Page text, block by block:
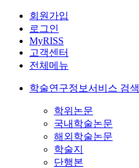
회원가입
로그인
MyRISS
고객센터
전체메뉴
학술연구정보서비스 검색
학위논문
국내학술논문
해외학술논문
학술지
단행본